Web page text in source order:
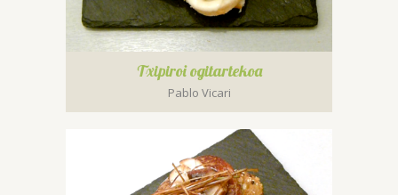
Txipiroi ogitartekoa
Pablo Vicari